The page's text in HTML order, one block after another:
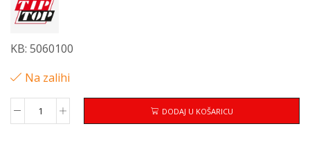
KB: 5060100
Na zalihi
DODAJ U KOŠARICU